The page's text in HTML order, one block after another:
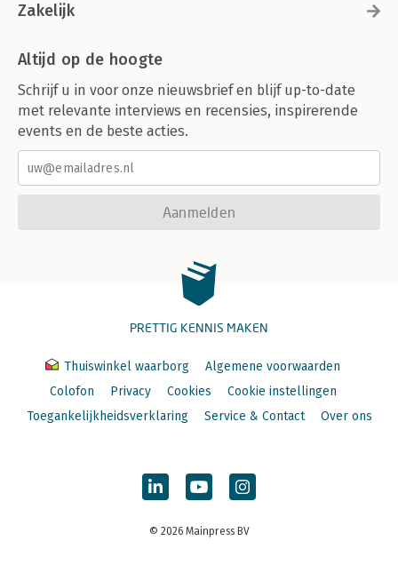
Zakelijk
Altijd op de hoogte
Schrijf u in voor onze nieuwsbrief en blijf up-to-date
met relevante interviews en recensies, inspirerende
events en de beste acties.
Aanmelden
PRETTIG KENNIS MAKEN
Thuiswinkel waarborg
Algemene voorwaarden
Colofon
Privacy Cookies
Cookie instellingen
Toegankelijkheidsverklaring
Service & Contact Over ons
© 2026 Mainpress BV